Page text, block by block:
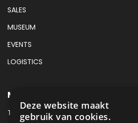
SALES
MUSEUM
EVENTS
LOGISTICS
METROPOLE MUSEUM CONTACT
TEL:088 425 94 00
Deze website maakt
gebruik van cookies.